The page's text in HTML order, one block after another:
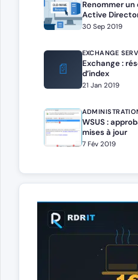
Renommer
Active
30 Sep 2019
📄
EXCHANGE
Exchange :
d’index
21 Jan 2019
WSUS :
mises à jour
7 Fév 2019